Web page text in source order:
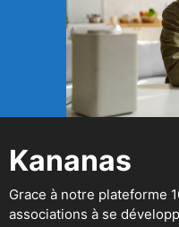
Kananas
Grace à notre plateforme
associations à se